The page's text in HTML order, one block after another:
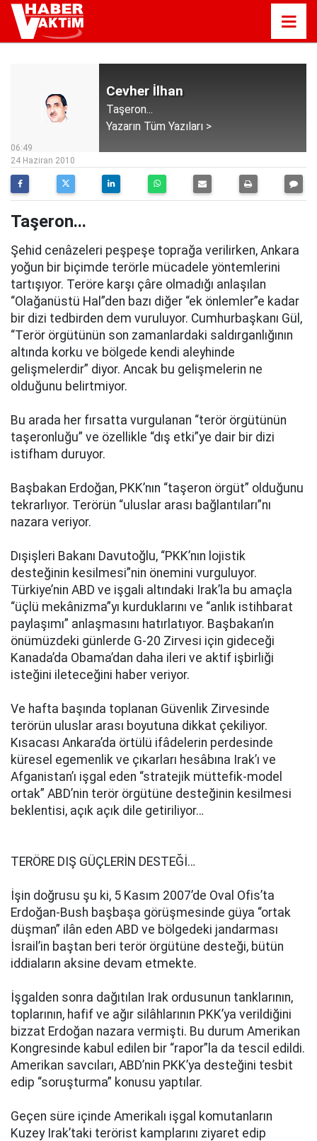
Cevher İlhan
Taşeron...
Yazarın Tüm Yazıları >
06:49
24 Haziran 2010
Taşeron...
Şehid cenâzeleri peşpeşe toprağa verilirken, Ankara
yoğun bir biçimde terörle mücadele yöntemlerini
tartışıyor. Teröre karşı çâre olmadığı anlaşılan
“Olağanüstü Hal”den bazı diğer “ek önlemler”e kadar
bir dizi tedbirden dem vuruluyor. Cumhurbaşkanı Gül,
“Terör örgütünün son zamanlardaki saldırganlığının
altında korku ve bölgede kendi aleyhinde
gelişmelerdir” diyor. Ancak bu gelişmelerin ne
olduğunu belirtmiyor.
Bu arada her fırsatta vurgulanan “terör örgütünün
taşeronluğu” ve özellikle “dış etki”ye dair bir dizi
istifham duruyor.
Başbakan Erdoğan, PKK’nın “taşeron örgüt” olduğunu
tekrarlıyor. Terörün “uluslar arası bağlantıları”nı
nazara veriyor.
Dışişleri Bakanı Davutoğlu, “PKK’nın lojistik
desteğinin kesilmesi”nin önemini vurguluyor.
Türkiye’nin ABD ve işgali altındaki Irak’la bu amaçla
“üçlü mekânizma”yı kurduklarını ve “anlık istihbarat
paylaşımı” anlaşmasını hatırlatıyor. Başbakan’ın
önümüzdeki günlerde G-20 Zirvesi için gideceği
Kanada’da Obama’dan daha ileri ve aktif işbirliği
isteğini ileteceğini haber veriyor.
Ve hafta başında toplanan Güvenlik Zirvesinde
terörün uluslar arası boyutuna dikkat çekiliyor.
Kısacası Ankara’da örtülü ifâdelerin perdesinde
küresel egemenlik ve çıkarları hesâbına Irak’ı ve
Afganistan’ı işgal eden “stratejik müttefik-model
ortak” ABD’nin terör örgütüne desteğinin kesilmesi
beklentisi, açık açık dile getiriliyor…
TERÖRE DIŞ GÜÇLERİN DESTEĞİ…
İşin doğrusu şu ki, 5 Kasım 2007’de Oval Ofis’ta
Erdoğan-Bush başbaşa görüşmesinde güya “ortak
düşman” ilân eden ABD ve bölgedeki jandarması
İsrail’in baştan beri terör örgütüne desteği, bütün
iddiaların aksine devam etmekte.
İşgalden sonra dağıtılan Irak ordusunun tanklarının,
toplarının, hafif ve ağır silâhlarının PKK’ya verildiğini
bizzat Erdoğan nazara vermişti. Bu durum Amerikan
Kongresinde kabul edilen bir “rapor”la da tescil edildi.
Amerikan savcıları, ABD’nin PKK’ya desteğini tesbit
edip “soruşturma” konusu yaptılar.
Geçen süre içinde Amerikalı işgal komutanların
Kuzey Irak’taki terörist kamplarını ziyaret edip